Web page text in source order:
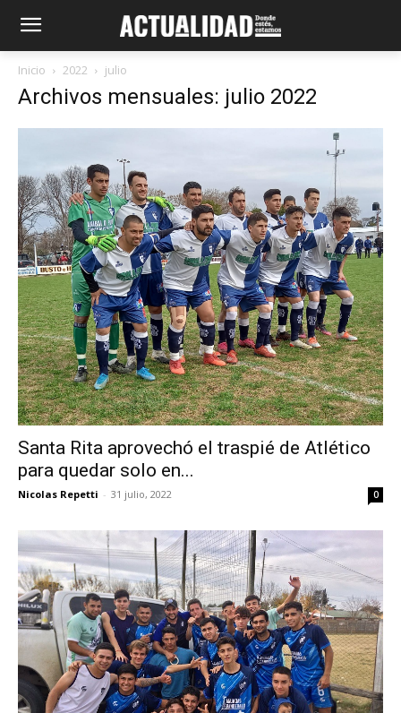
Inicio 2022 julio
Archivos mensuales: julio 2022
Santa Rita aprovechó el traspié de Atlético
para quedar solo en...
Nicolas Repetti - 31 julio, 2022 0